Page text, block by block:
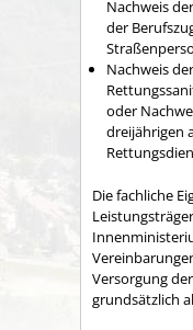
Nachweis
der
Nachweis
oder
dreijährigen
Die fachliche
Versorgung
grundsätzlich